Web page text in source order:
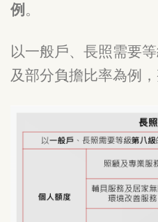
例 。
以一般戶、長照需要
及部分負擔比率為例，